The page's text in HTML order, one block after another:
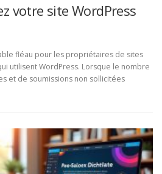
votre site WordPress
fléau pour les propriétaires de sites
utilisent WordPress. Lorsque le nombre
et de soumissions non sollicitées